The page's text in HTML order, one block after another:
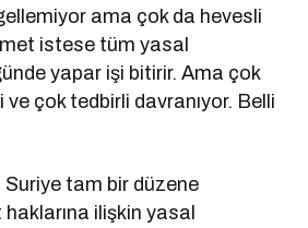
ama çok da hevesli
istese tüm yasal
yapar işi bitirir. Ama çok
çok tedbirli davranıyor. Belli
Suriye tam bir düzene
ilişkin yasal